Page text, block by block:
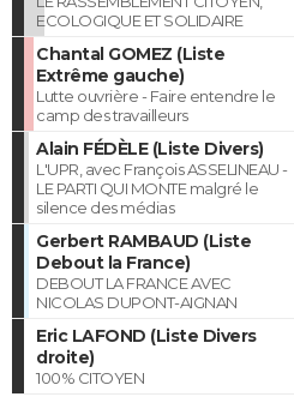
ECOLOGIQUE ET SOLIDAIRE
Chantal GOMEZ (Liste
Extrême gauche)
Lutte ouvrière - Faire entendre le
camp des travailleurs
Alain FÉDÈLE (Liste Divers)
L'UPR, avec François ASSELINEAU -
LE PARTI QUI MONTE malgré le
silence des médias
Gerbert RAMBAUD (Liste
Debout la France)
DEBOUT LA FRANCE AVEC
NICOLAS DUPONT-AIGNAN
Eric LAFOND (Liste Divers
droite)
100% CITOYEN